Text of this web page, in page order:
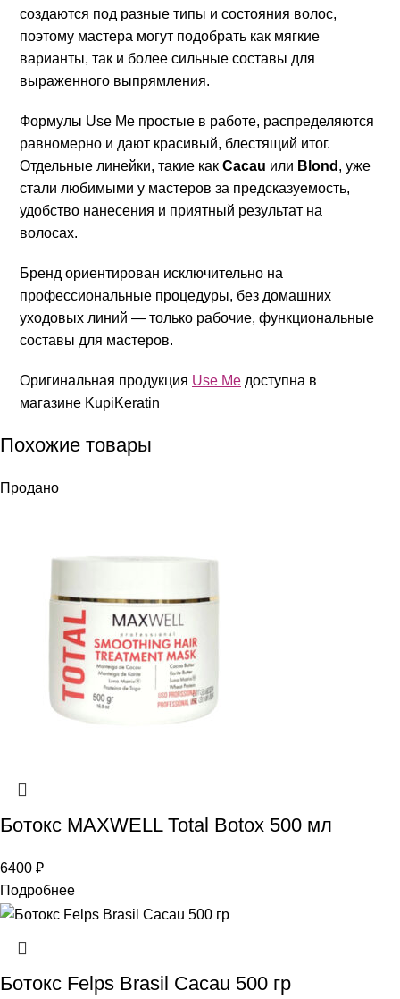
создаются под разные типы и состояния волос,
поэтому мастера могут подобрать как мягкие
варианты, так и более сильные составы для
выраженного выпрямления.
Формулы Use Me простые в работе, распределяются
равномерно и дают красивый, блестящий итог.
Отдельные линейки, такие как Cacau или Blond , уже
стали любимыми у мастеров за предсказуемость,
удобство нанесения и приятный результат на
волосах.
Бренд ориентирован исключительно на
профессиональные процедуры, без домашних
уходовых линий — только рабочие, функциональные
составы для мастеров.
Оригинальная продукция Use Me доступна в
магазине KupiKeratin
Похожие товары
Продано
Ботокс MAXWELL Total Botox 500 мл
6400 ₽
Подробнее
Ботокс Felps Brasil Cacau 500 гр